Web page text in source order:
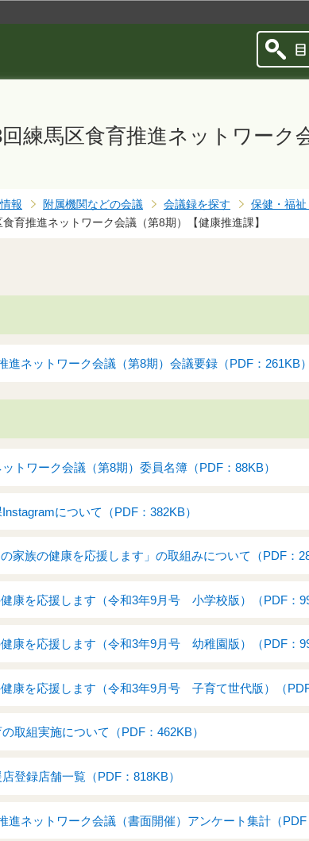
練馬区食育推進ネットワーク
報 附属機関などの会議 会議録を探す
保健・福
育推進ネットワーク会議（第8期）【健康推進課】
進ネットワーク会議（第8期）会議要録（PDF：261KB
トワーク会議（第8期）委員名簿（PDF：88KB）
について（PDF：382KB）
の家族の健康を応援します」の取組みについて（PDF：
健康を応援します（令和3年9月号 小学校版）（PDF：
健康を応援します（令和3年9月号 幼稚園版）（PDF：
健康を応援します（令和3年9月号 子育て世代版）（
取組実施について（PDF：462KB）
登録店舗一覧（PDF：818KB）
進ネットワーク会議（書面開催）アンケート集計（